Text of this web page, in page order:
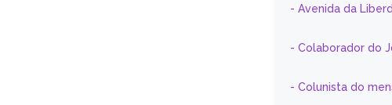
- Avenida da
- Colaborador do
- Colunista do